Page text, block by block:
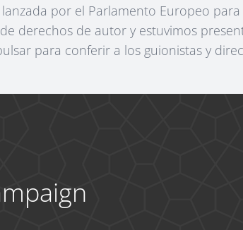
por el Parlamento Europeo
derechos de autor y estuvimos
para conferir a los guionistas y